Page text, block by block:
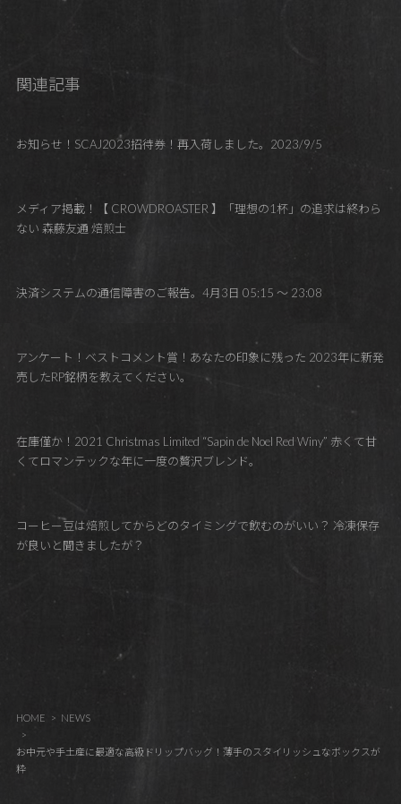
関連記事
お知らせ！SCAJ2023招待券！再入荷しました。2023/9/5
メディア掲載！【 CROWDROASTER 】「理想の1杯」の追求は終わら
ない 森藤友通 焙煎士
決済システムの通信障害のご報告。4月3日 05:15 〜 23:08
アンケート！ベストコメント賞！あなたの印象に残った 2023年に新発
売したRP銘柄を教えてください。
在庫僅か！2021 Christmas Limited “Sapin de Noel Red Winy” 赤くて甘
くてロマンテックな年に一度の贅沢ブレンド。
コーヒー豆は焙煎してからどのタイミングで飲むのがいい？ 冷凍保存
が良いと聞きましたが？
HOME NEWS
お中元や手土産に最適な高級ドリップバッグ！薄手のスタイリッシュなボックスが
粋